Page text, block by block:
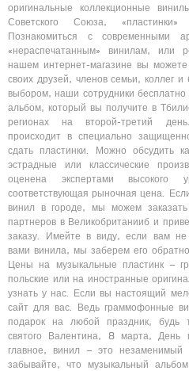
оригинальные коллекционные
Советского Союза,
Познакомиться с современными
«нераспечатанным» винилам, или
нашем интернет-магазине вы
своих друзей, членов семьи, коллег
выбором, наши сотрудники бесплатно
альбом, который вы получите в
регионах на второй-третий
происходит в специально
сдать пластинки. Можно обсудить
эстрадные или классические
оценена экспертами
соответствующая рыночная цена.
винил в городе, мы можем
партнеров в Великобританииб и
заказу. Имейте в виду, если вам не
вами винила, мы заберем его
Цены на музыкальные пластинк –
польские или на иностранные
узнать у нас. Если вы настоящий
сайт для вас. Ведь граммофонные
подарок на любой праздник, будь
святого Валентина, 8 марта,
главное, винил – это
забывайте, что музыкальный